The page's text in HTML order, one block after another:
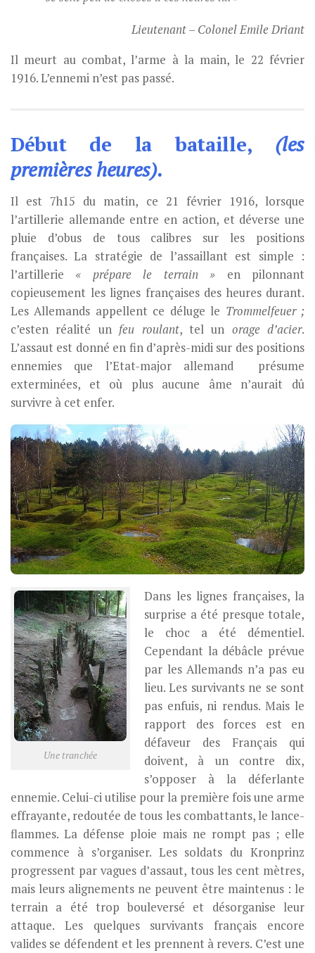
Lieutenant – Colonel Emile Driant
Il meurt au combat, l’arme à la main, le 22 février
1916. L’ennemi n’est pas passé.
Début de la bataille, (les
premières heures).
Il est 7h15 du matin, ce 21 février 1916, lorsque
l’artillerie allemande entre en action, et déverse une
pluie d’obus de tous calibres sur les positions
françaises. La stratégie de l’assaillant est simple :
l’artillerie « prépare le terrain » en pilonnant
copieusement les lignes françaises des heures durant.
Les Allemands appellent ce déluge le Trommelfeuer ;
c’esten réalité unfeu roulant, tel un orage d’acier.
L’assaut est donné en fin d’après-midi sur des positions
ennemies que l’Etat-major allemand présume
exterminées, et où plus aucune âme n’aurait dû
survivre à cet enfer.
Une tranchée
Dans les lignes françaises, la
surprise a été presque totale,
le choc a été démentiel.
Cependant la débâcle prévue
par les Allemands n’a pas eu
lieu. Les survivants ne se sont
pas enfuis, ni rendus. Mais le
rapport des forces est en
défaveur des Français qui
doivent, à un contre dix,
s’opposer à la déferlante
ennemie. Celui-ci utilise pour la première fois une arme
effrayante, redoutée de tous les combattants, le lance-
flammes. La défense ploie mais ne rompt pas ; elle
commence à s’organiser. Les soldats du Kronprinz
progressent par vagues d’assaut, tous les cent mètres,
mais leurs alignements ne peuvent être maintenus : le
terrain a été trop bouleversé et désorganise leur
attaque. Les quelques survivants français encore
valides se défendent et les prennent à revers. C’est une